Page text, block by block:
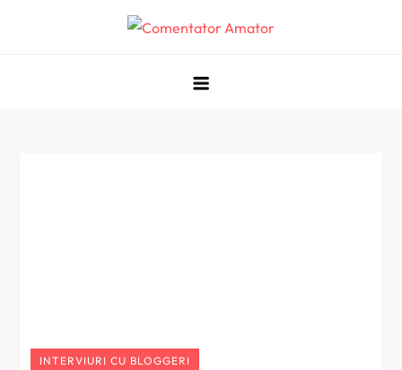
INTERVIURI CU BLOGGERI